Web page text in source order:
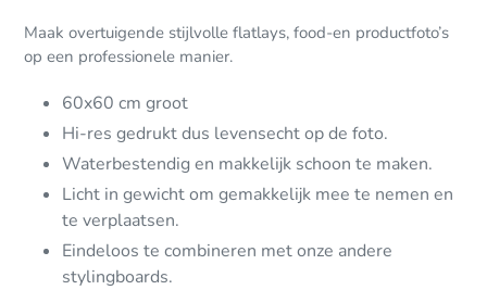
Maak overtuigende stijlvolle flatlays, food-en productfoto’s
op een professionele manier.
60x60 cm groot
Hi-res gedrukt dus levensecht op de foto.
Waterbestendig en makkelijk schoon te maken.
Licht in gewicht om gemakkelijk mee te nemen en
te verplaatsen.
Eindeloos te combineren met onze andere
stylingboards.